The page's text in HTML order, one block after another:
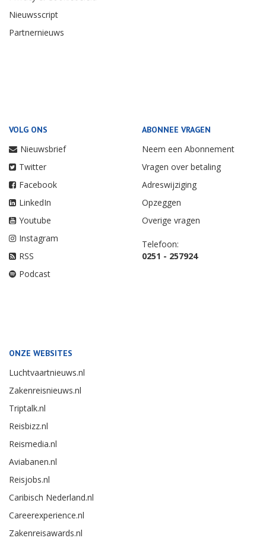
Nieuwsscript
Partnernieuws
VOLG ONS
Nieuwsbrief
Twitter
Facebook
LinkedIn
Youtube
Instagram
RSS
Podcast
ABONNEE VRAGEN
Neem een Abonnement
Vragen over betaling
Adreswijziging
Opzeggen
Overige vragen
Telefoon:
0251 - 257924
ONZE WEBSITES
Luchtvaartnieuws.nl
Zakenreisnieuws.nl
Triptalk.nl
Reisbizz.nl
Reismedia.nl
Aviabanen.nl
Reisjobs.nl
Caribisch Nederland.nl
Careerexperience.nl
Zakenreisawards.nl